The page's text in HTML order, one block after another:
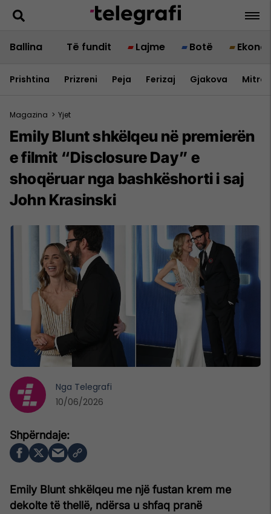
Ballina Të fundit Lajme Botë
Prishtina Prizreni Peja Ferizaj Gjakova
Magazina > Yjet
Emily Blunt shkëlqeu në premierën
e filmit “Disclosure Day” e
shoqëruar nga bashkëshorti i saj
John Krasinski
Emily Blunt shkëlqeu me një fustan krem me
dekolte të thellë, ndërsa u shfaq pranë
Nga Telegrafi
10/06/2026